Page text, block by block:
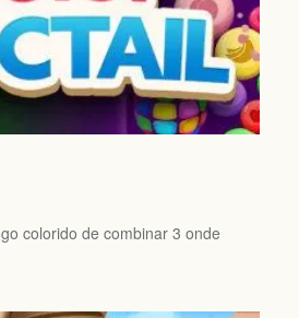
colorido de combinar 3 onde